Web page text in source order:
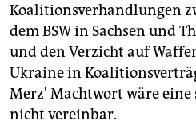
Koalitionsverhandlungen
dem BSW in Sachsen und
und den Verzicht auf
Ukraine in
Merz' Machtwort wäre
nicht vereinbar.